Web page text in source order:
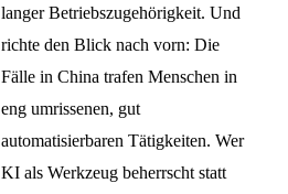
langer Betriebszugehörigkeit. Und
richte den Blick nach vorn: Die
Fälle in China trafen Menschen in
eng umrissenen, gut
automatisierbaren Tätigkeiten. Wer
KI als Werkzeug beherrscht statt